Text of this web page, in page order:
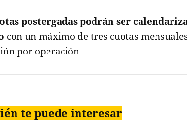
postergadas podrán ser
con un máximo de tres cuotas
por operación.
te puede interesar